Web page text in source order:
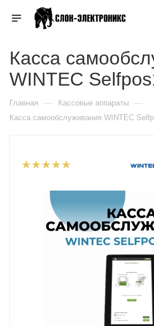
Касса
WINTEC
Главная — Кассовые аппараты —
Касса самообслуживания WINTEC